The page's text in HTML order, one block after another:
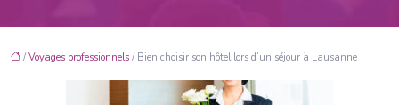
/ Voyages professionnels / Bien choisir son hôtel lors d’un séjour à Lausanne